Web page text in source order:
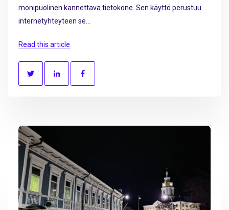
monipuolinen kannettava tietokone. Sen käyttö perustuu
internetyhteyteen se...
Read this article